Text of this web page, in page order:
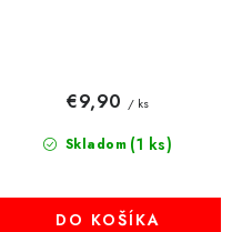
Skladom (1 ks)
€9,90 / ks
DO KOŠÍKA